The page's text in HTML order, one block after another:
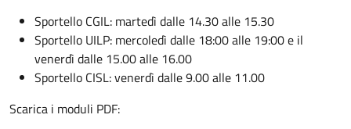
Sportello CGIL: martedì dalle 14.30 alle 15.30
Sportello UILP: mercoledì dalle 18:00 alle 19:00 e il
venerdì dalle 15.00 alle 16.00
Sportello CISL: venerdì dalle 9.00 alle 11.00
Scarica i moduli PDF: